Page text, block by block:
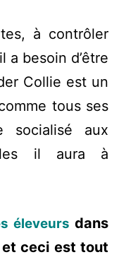
à contrôler
a besoin d’être
Collie est un
tous ses
socialisé aux
il aura à
éleveursdans
ceci est tout